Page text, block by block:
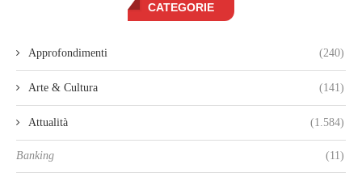
CATEGORIE
Approfondimenti (240)
Arte & Cultura (141)
Attualità (1.584)
Banking (11)